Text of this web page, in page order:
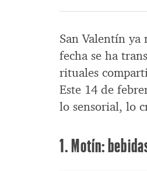
San Valentín
fecha se ha
rituales
Este 14 de
lo sensorial, lo
1. Motín: